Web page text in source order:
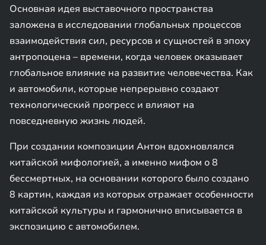
Основная идея выставочного пространства
заложена в исследовании глобальных процессов
взаимодействия сил, ресурсов и сущностей в эпоху
антропоцена – времени, когда человек оказывает
глобальное влияние на развитие человечества. Как
и автомобили, которые непрерывно создают
технологический прогресс и влияют на
повседневную жизнь людей.
При создании композиции Антон вдохновлялся
китайской мифологией, а именно мифом о 8
бессмертных, на основании которого было создано
8 картин, каждая из которых отражает особенности
китайской культуры и гармонично вписывается в
экспозицию с автомобилем.